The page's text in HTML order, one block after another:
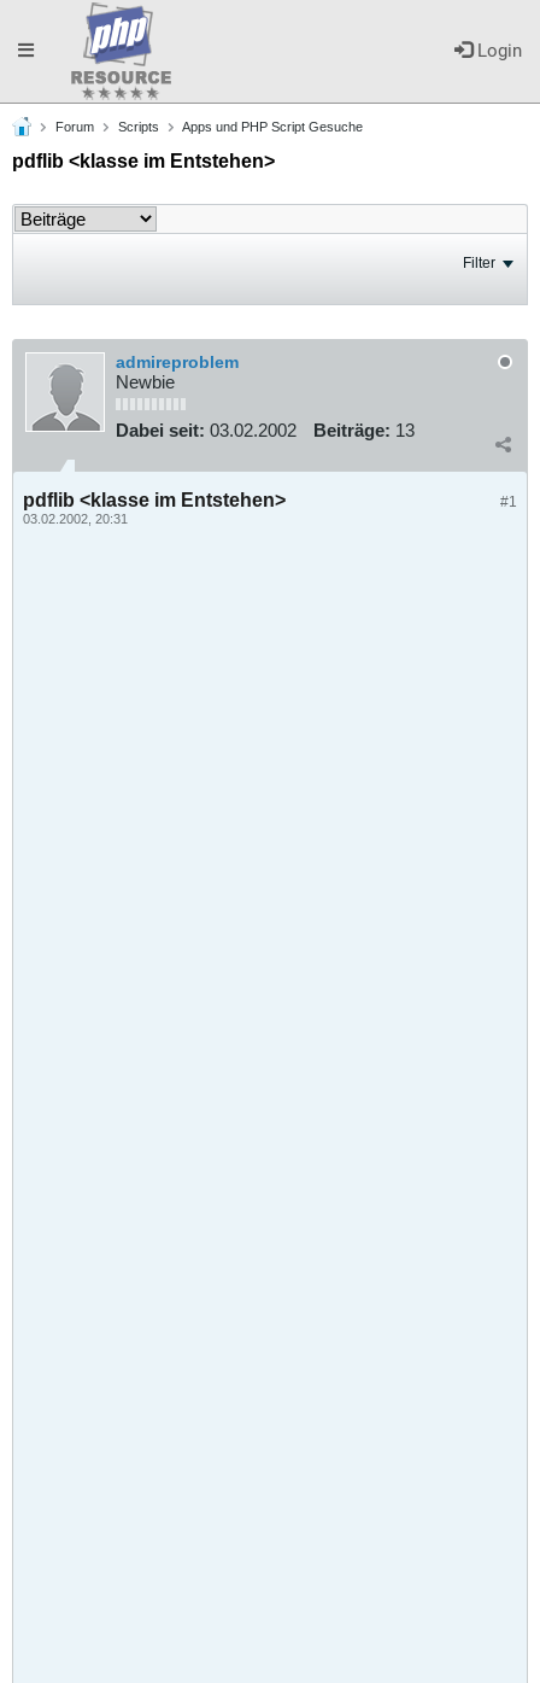
Login
Toggle
navigation
Forum Scripts Apps und PHP Script Gesuche
pdflib <klasse im Entstehen>
Filter
admireproblem
Newbie
Dabei seit: 03.02.2002 Beiträge: 13
#1
pdflib <klasse im Entstehen>
03.02.2002, 20:31